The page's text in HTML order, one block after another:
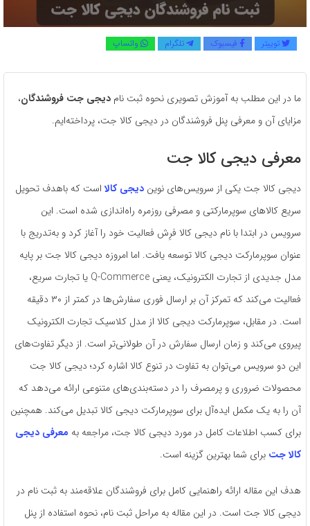
توییتر فیسبوک تلگرام واتساپ
ما در این مطلب به آموزش تصویری نحوه ثبت نام دیجی جت فروشندگان،
مزایای آن و معرفی پنل فروشندگان در دیجی کالا جت، پرداخته‌ایم.
معرفی دیجی کالا جت
دیجی کالا جت یکی از سرویس‌های نوین دیجی کالا است که باهدف تحویل
سریع کالاهای سوپرمارکتی و مصرفی روزمره راه‌اندازی شده است. این
سرویس در ابتدا با نام دیجی کالا فرِش فعالیت خود را آغاز کرد و به‌تدریج با
عنوان سوپرمارکت دیجی کالا توسعه یافت. اما امروزه دیجی کالا جت بر پایه
مدل جدیدی از تجارت الکترونیک، یعنی Q-Commerce یا تجارت سریع،
فعالیت می‌کند که تمرکز آن بر ارسال فوری سفارش‌ها در کمتر از ۳۰ دقیقه
است. در مقابل، سوپرمارکت دیجی کالا از مدل کلاسیک تجارت الکترونیک
پیروی می‌کند و زمان ارسال سفارش در آن طولانی‌تر است. از دیگر تفاوت‌های
این دو سرویس می‌توان به تفاوت در تنوع کالا اشاره کرد؛ دیجی کالا جت
محصولات ضروری و پرمصرف را در دسته‌بندی‌های متنوعی ارائه می‌دهد که
آن را به یک مکمل ایده‌آل برای سوپرمارکت دیجی کالا تبدیل می‌کند. همچنین
برای کسب اطلاعات کامل در مورد دیجی کالا جت، مراجعه به معرفی دیجی
کالا جت برای شما بهترین گزینه است.
هدف این مقاله ارائه راهنمایی کامل برای فروشندگان علاقه‌مند به ثبت نام در
دیجی کالا جت است. در این مقاله به مراحل ثبت نام، نحوه استفاده از پنل